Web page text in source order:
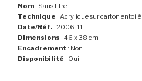
Nom : Sans titre
Technique : Acrylique sur carton entoilé
Date/Réf. : 2006-11
Dimensions : 46 x 38 cm
Encadrement : Non
Disponibilité : Oui